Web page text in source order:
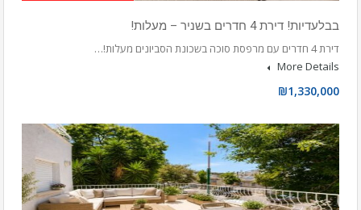
בבלעדיות! דירת 4 חדרים בשניר – מעלות!
דירת 4 חדרים עם מרפסת סוכה בשכונת הסביונים מעלות!…
More Details
₪1,330,000